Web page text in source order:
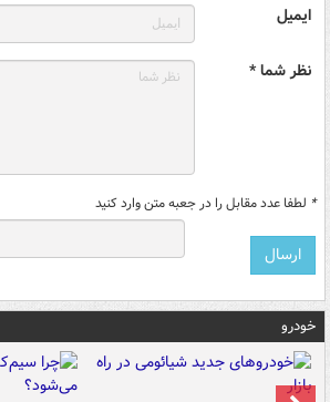
ایمیل
نظر شما *
* لطفا عدد مقابل را در جعبه متن وارد کنید
خودرو